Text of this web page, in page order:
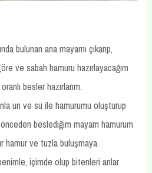
bulunan ana mayamı çıkarıp,
ve sabah hamuru hazırlayacağım
besler hazırlarım.
un ve su ile hamurumu oluşturup
beslediğim mayam hamurum
hamur ve tuzla buluşmaya.
içimde olup bitenleri anlar